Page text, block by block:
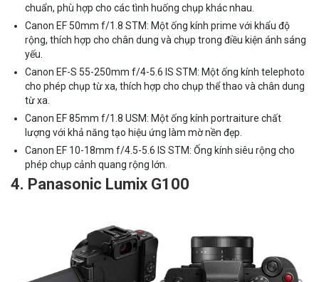
chuẩn, phù hợp cho các tình huống chụp khác nhau.
Canon EF 50mm f/1.8 STM: Một ống kính prime với khẩu độ
rộng, thích hợp cho chân dung và chụp trong điều kiện ánh sáng
yếu.
Canon EF-S 55-250mm f/4-5.6 IS STM: Một ống kính telephoto
cho phép chụp từ xa, thích hợp cho chụp thể thao và chân dung
từ xa.
Canon EF 85mm f/1.8 USM: Một ống kính portraiture chất
lượng với khả năng tạo hiệu ứng làm mờ nền đẹp.
Canon EF 10-18mm f/4.5-5.6 IS STM: Ống kính siêu rộng cho
phép chụp cảnh quang rộng lớn.
4. Panasonic Lumix G100